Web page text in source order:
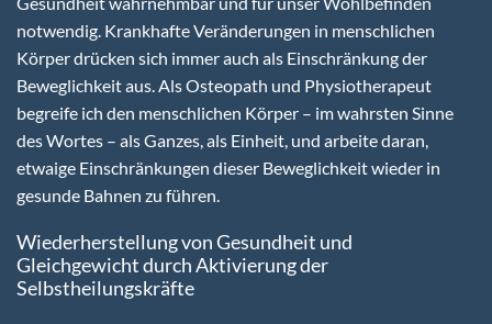
notwendig. Krankhafte Veränderungen in menschlichen
Körper drücken sich immer auch als Einschränkung der
Beweglichkeit aus. Als Osteopath und Physiotherapeut
begreife ich den menschlichen Körper – im wahrsten Sinne
des Wortes – als Ganzes, als Einheit, und arbeite daran,
etwaige Einschränkungen dieser Beweglichkeit wieder in
gesunde Bahnen zu führen.
Wiederherstellung von Gesundheit und
Gleichgewicht durch Aktivierung der
Selbstheilungskräfte